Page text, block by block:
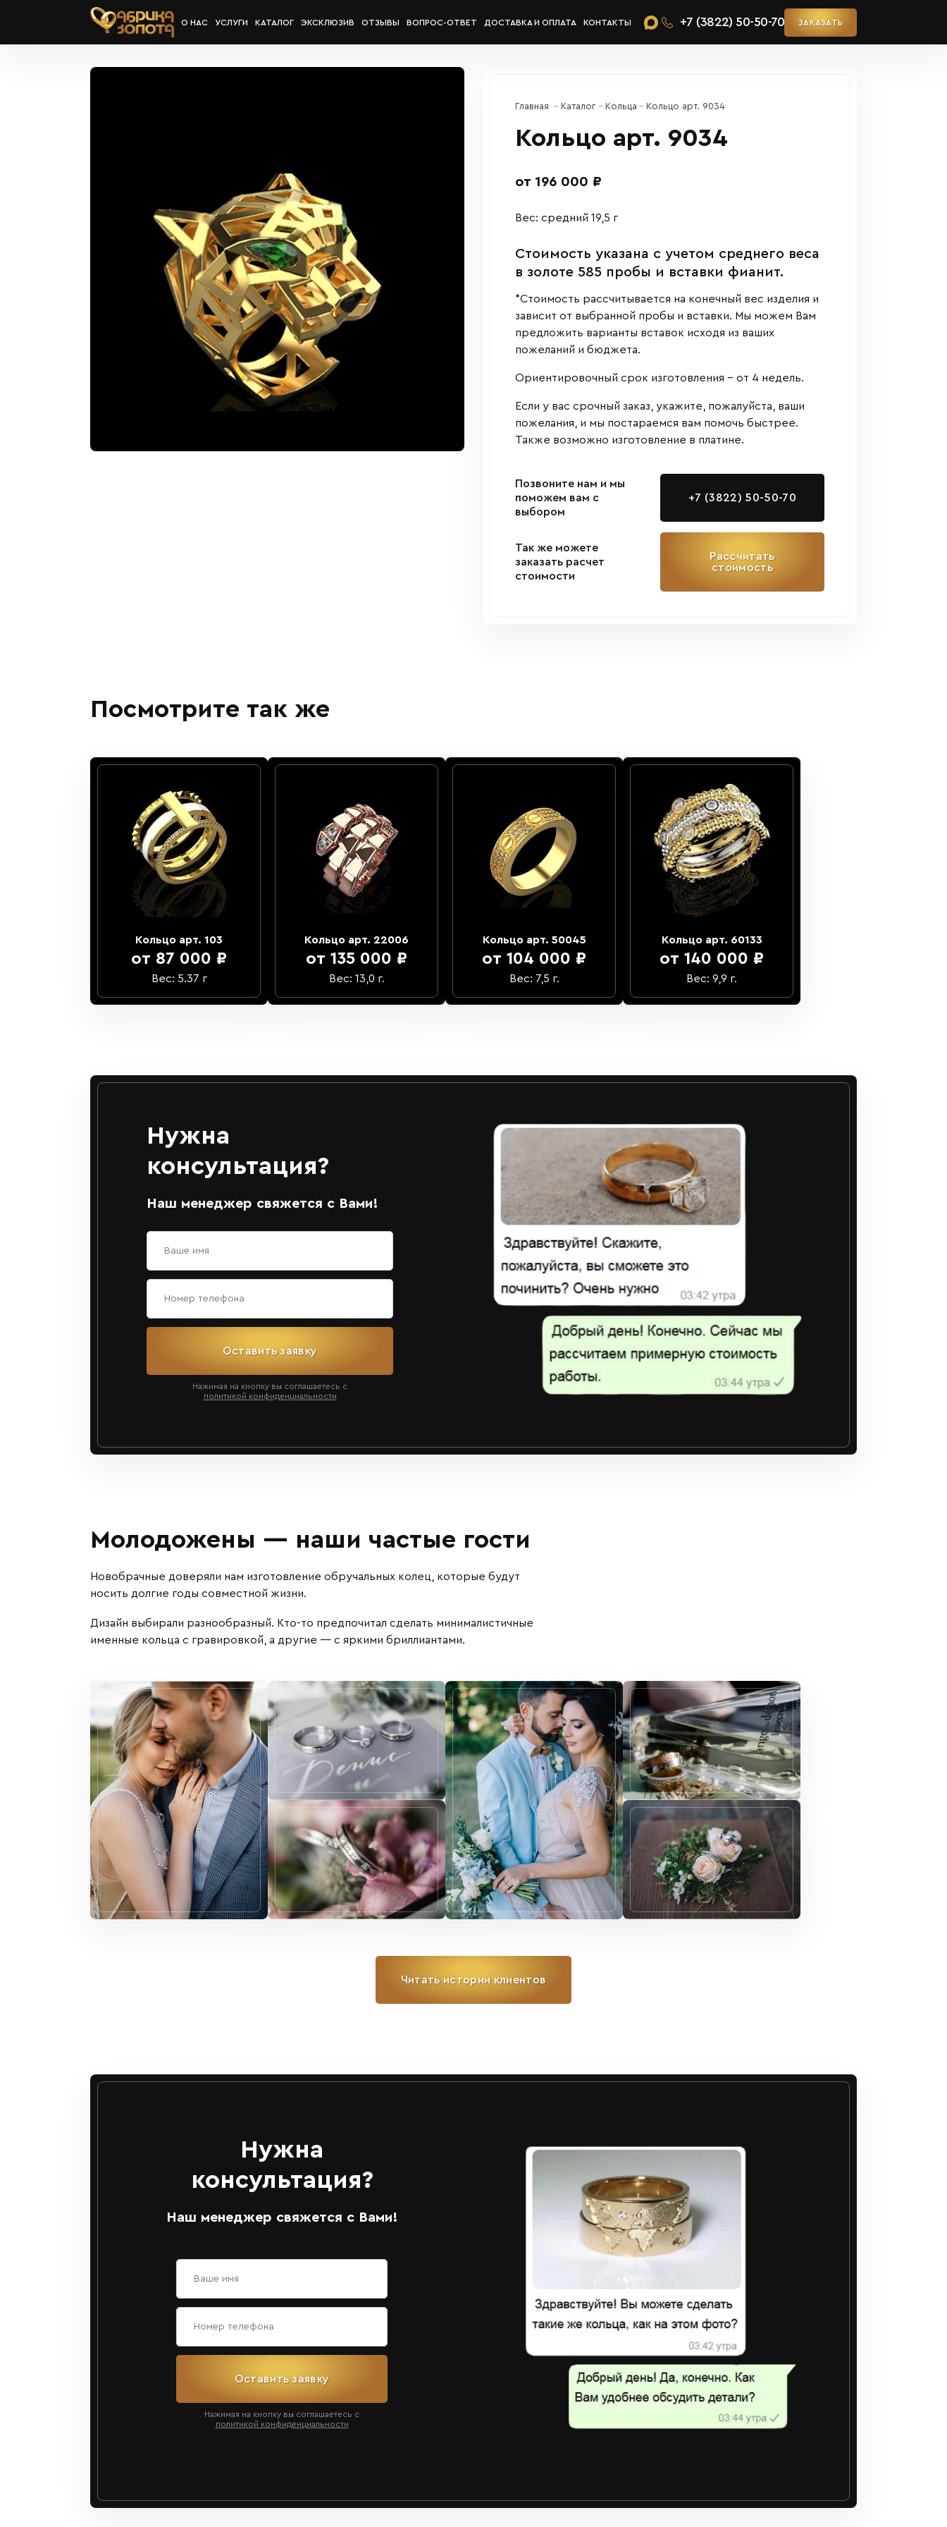
О НАС УСЛУГИ КАТАЛОГ ЭКСКЛЮЗИВ ОТЗЫВЫ ВОПРОС-ОТВЕТ ДОСТАВКА И ОПЛАТА КОНТАКТЫ +7 (3822) 50-50-70 ЗАКАЗАТЬ
Главная Каталог Кольца Кольцо арт. 9034
Кольцо арт. 9034
от 196 000 ₽
Вес: средний 19,5 г
Cтоимость указана с учетом среднего веса
в золоте 585 пробы и вставки фианит.
*Стоимость рассчитывается на конечный вес изделия и
зависит от выбранной пробы и вставки. Мы можем Вам
предложить варианты вставок исходя из ваших
пожеланий и бюджета.
Ориентировочный срок изготовления - от 4 недель.
Если у вас срочный заказ, укажите, пожалуйста, ваши
пожелания, и мы постараемся вам помочь быстрее.
Также возможно изготовление в платине.
Позвоните нам и мы
поможем вам с
выбором
+7 (3822) 50-50-70
Так же можете
заказать расчет
стоимости
Рассчитать
стоимость
Посмотрите так же
Кольцо арт. 103
от 87 000 ₽
Вес: 5.37 г
Кольцо арт. 22006
от 135 000 ₽
Вес: 13,0 г.
Кольцо арт. 50045
от 104 000 ₽
Вес: 7,5 г.
Кольцо арт. 60133
от 140 000 ₽
Вес: 9,9 г.
Нужна
консультация?
Наш менеджер свяжется с Вами!
Оставить заявку
Нажимая на кнопку вы соглашаетесь с
политикой конфиденциальности
Молодожены — наши частые гости
Новобрачные доверяли нам изготовление обручальных колец, которые будут
носить долгие годы совместной жизни.
Дизайн выбирали разнообразный. Кто-то предпочитал сделать минималистичные
именные кольца с гравировкой, а другие — с яркими бриллиантами.
Читать истории клиентов
Нужна
консультация?
Наш менеджер свяжется с Вами!
Оставить заявку
Нажимая на кнопку вы соглашаетесь с
политикой конфиденциальности